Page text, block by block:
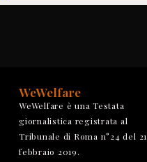
WeWelfare
WeWelfare è una Testata
giornalistica registrata al
Tribunale di Roma n°24 del 21
febbraio 2019.